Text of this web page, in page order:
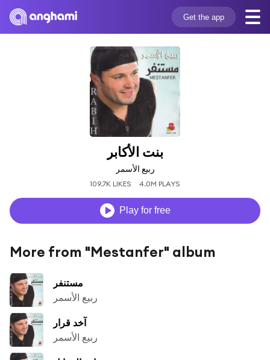
Get the app
بنت الأكابر
ربيع الأسمر
109.7K LIKES 4.0M PLAYS
Play for free
More from "Mestanfer" album
مستنفر
ربيع الأسمر
آخد قرار
ربيع الأسمر